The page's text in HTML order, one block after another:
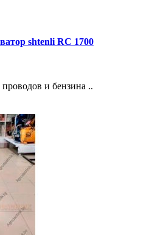
shtenli RC 1700
проводов и бензина ..